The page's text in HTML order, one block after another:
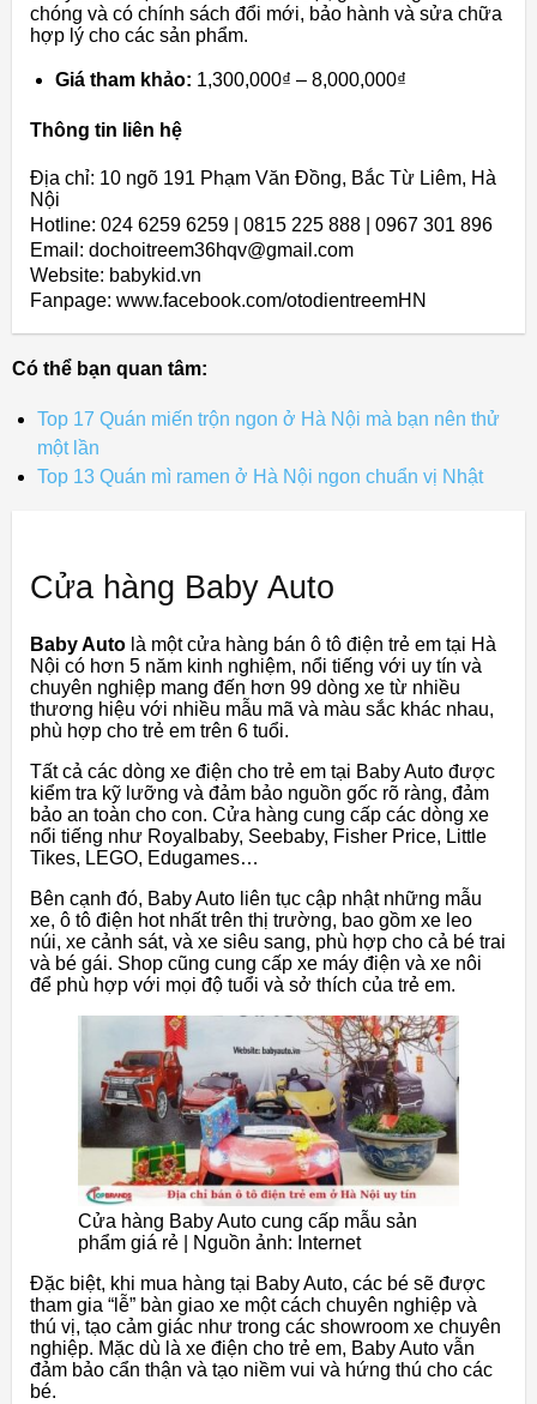
chóng và có chính sách đổi mới, bảo hành và sửa chữa
hợp lý cho các sản phẩm.
Giá tham khảo: 1,300,000₫ – 8,000,000₫
Thông tin liên hệ
Địa chỉ: 10 ngõ 191 Phạm Văn Đồng, Bắc Từ Liêm, Hà
Nội
Hotline: 024 6259 6259 | 0815 225 888 | 0967 301 896
Email: dochoitreem36hqv@gmail.com
Website: babykid.vn
Fanpage: www.facebook.com/otodientreemHN
Có thể bạn quan tâm:
Top 17 Quán miến trộn ngon ở Hà Nội mà bạn nên thử
một lần
Top 13 Quán mì ramen ở Hà Nội ngon chuẩn vị Nhật
Cửa hàng Baby Auto
Baby Auto là một cửa hàng bán ô tô điện trẻ em tại Hà
Nội có hơn 5 năm kinh nghiệm, nổi tiếng với uy tín và
chuyên nghiệp mang đến hơn 99 dòng xe từ nhiều
thương hiệu với nhiều mẫu mã và màu sắc khác nhau,
phù hợp cho trẻ em trên 6 tuổi.
Tất cả các dòng xe điện cho trẻ em tại Baby Auto được
kiểm tra kỹ lưỡng và đảm bảo nguồn gốc rõ ràng, đảm
bảo an toàn cho con. Cửa hàng cung cấp các dòng xe
nổi tiếng như Royalbaby, Seebaby, Fisher Price, Little
Tikes, LEGO, Edugames…
Bên cạnh đó, Baby Auto liên tục cập nhật những mẫu
xe, ô tô điện hot nhất trên thị trường, bao gồm xe leo
núi, xe cảnh sát, và xe siêu sang, phù hợp cho cả bé trai
và bé gái. Shop cũng cung cấp xe máy điện và xe nôi
để phù hợp với mọi độ tuổi và sở thích của trẻ em.
Cửa hàng Baby Auto cung cấp mẫu sản
phẩm giá rẻ | Nguồn ảnh: Internet
Đặc biệt, khi mua hàng tại Baby Auto, các bé sẽ được
tham gia “lễ” bàn giao xe một cách chuyên nghiệp và
thú vị, tạo cảm giác như trong các showroom xe chuyên
nghiệp. Mặc dù là xe điện cho trẻ em, Baby Auto vẫn
đảm bảo cẩn thận và tạo niềm vui và hứng thú cho các
bé.